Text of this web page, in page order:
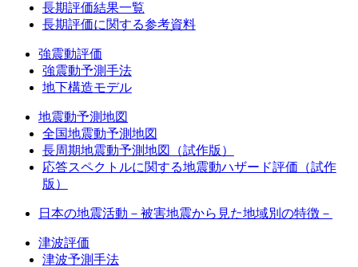
長期評価結果一覧
長期評価に関する参考資料
強震動評価
強震動予測手法
地下構造モデル
地震動予測地図
全国地震動予測地図
長周期地震動予測地図（試作版）
応答スペクトルに関する地震動ハザード評価（試作
版）
日本の地震活動－被害地震から見た地域別の特徴－
津波評価
津波予測手法